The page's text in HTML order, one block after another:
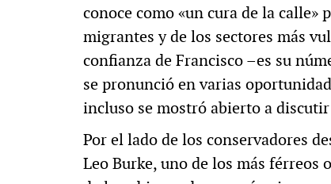
conoce como «un cura de la calle»
migrantes y de los sectores más
confianza de Francisco –es su
se pronunció en varias
incluso se mostró abierto a
Por el lado de los conservadores
Leo Burke, uno de los más férreos